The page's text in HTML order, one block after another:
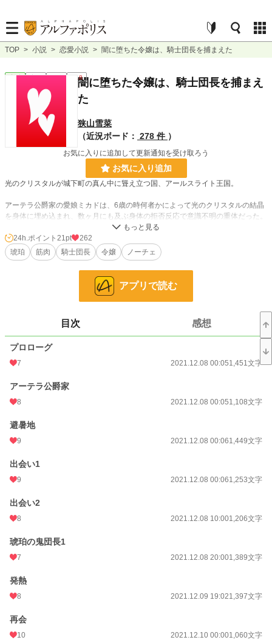
TOP > 小説 > 恋愛小説 > 闇に堕ちた令嬢は、騎士団長を捕まえた
恋愛 完結 長編 R18闇に堕ちた令嬢は、騎士団長を捕まえ
た
狭山雪菜
（近況ボード： 278 件 ）
お気に入りに追加して更新通知を受け取ろう
お気に入り追加
光のクリスタルが城下町の真ん中に聳え立つ国、アールスライト王国。
アーテラ公爵家の愛娘ミカドは、6歳の時何者かによって光のクリスタルの結晶
を身体に埋め込まれ、数ヶ月にも及ぶ身体の拒否反応で意識不明の重体だった。
目が覚めた時に片目が漆黒の瞳に変わり、光を全く受け付けない身体になった。
公爵家として奥深くに住み、人前に出ることが無かったミカドは、20歳の誕生
日の時騎士団長に会い………
全編甘々を目指しております。
この作品は「小説家になろう」にも掲載しております。
小説
文字数
更新日時
初回公開日時
初回完結日時
週間ポイント
月間ポイント 441 pt (36,944 位)
累計ポイント
24h.ポイント 21pt
262
琥珀
筋肉 騎士団長 令嬢 ノーチェ
アプリで読む
目次 感想
プロローグ
7 2021.12.08 00:051,451文字
アーテラ公爵家
8 2021.12.08 00:051,108文字
避暑地
9 2021.12.08 00:061,449文字
出会い1
9 2021.12.08 00:061,253文字
出会い2
8 2021.12.08 10:001,206文字
琥珀の鬼団長1
7 2021.12.08 20:001,389文字
発熱
8 2021.12.09 19:021,397文字
再会
10 2021.12.10 00:001,060文字